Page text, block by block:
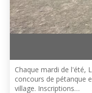
Chaque mardi de l'été,
concours de pétanque
village. Inscriptions…